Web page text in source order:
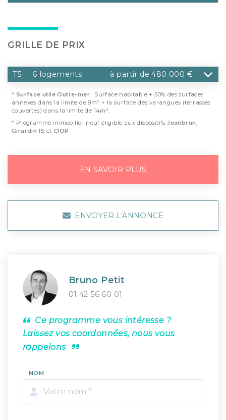
GRILLE DE PRIX
T5 6 logements à partir de 480 000 €
* Surface utile Outre-mer : Surface habitable + 50% des surfaces
annexes dans la limite de 8m² + la surface des varangues (terrasses
couvertes) dans la limite de 14m².
* Programme immobilier neuf éligible aux dispositifsJeanbrun,
Girardin IS etCIOP
EN SAVOIR PLUS
ENVOYER L'ANNONCE
Bruno Petit
01 42 56 60 01
Ce programme vous intéresse ?
Laissez vos coordonnées, nous vous
rappelons
NOM